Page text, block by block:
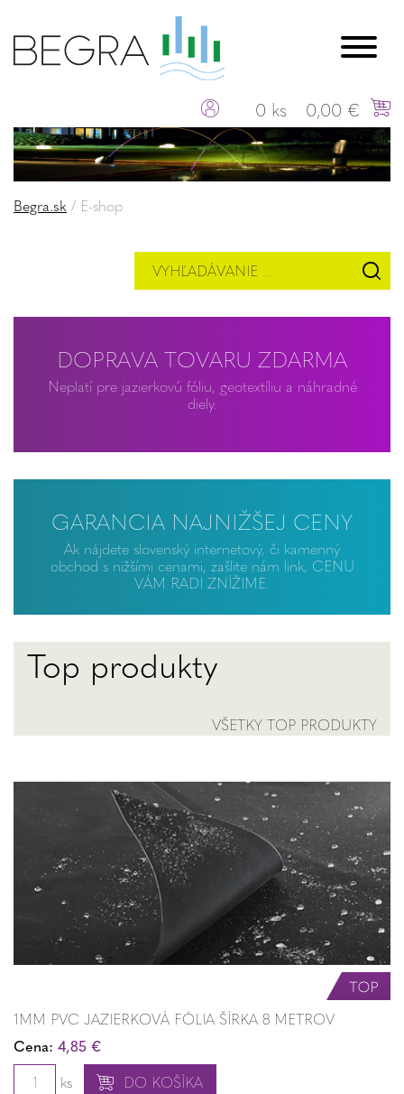
0 ks 0,00 €
Begra.sk / E-shop
DOPRAVA TOVARU ZDARMA
Neplatí pre jazierkovú fóliu, geotextíliu a náhradné
diely.
GARANCIA NAJNIŽŠEJ CENY
Ak nájdete slovenský internetový, či kamenný
obchod s nižšími cenami, zašlite nám link, CENU
VÁM RADI ZNÍŽIME.
Top produkty
VŠETKY TOP PRODUKTY
1MM PVC JAZIERKOVÁ FÓLIA ŠÍRKA 8 METROV
Cena: 4,85 €
ks
DO KOŠÍKA